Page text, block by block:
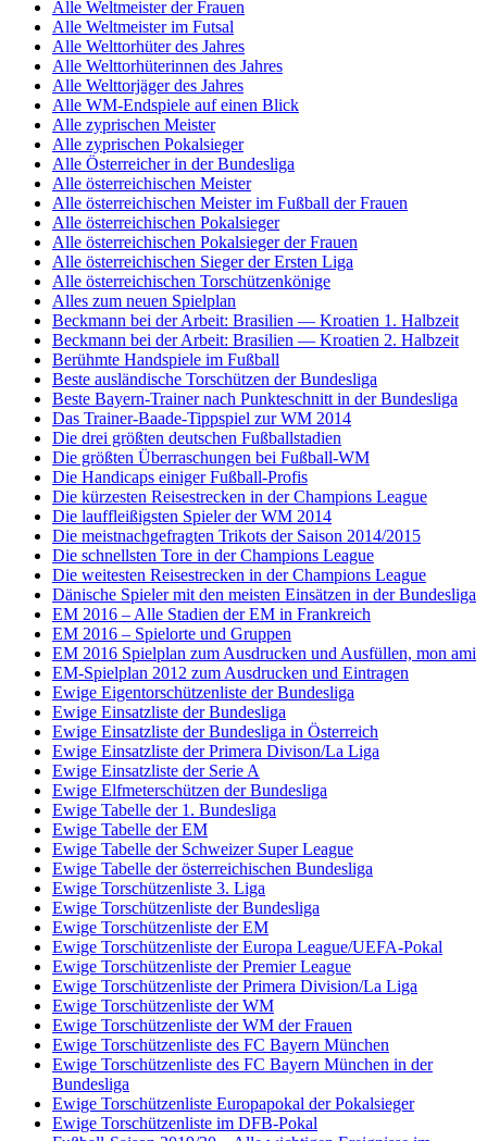
Alle Weltmeister der Frauen
Alle Weltmeister im Futsal
Alle Welttorhüter des Jahres
Alle Welttorhüterinnen des Jahres
Alle Welttorjäger des Jahres
Alle WM-Endspiele auf einen Blick
Alle zyprischen Meister
Alle zyprischen Pokalsieger
Alle Österreicher in der Bundesliga
Alle österreichischen Meister
Alle österreichischen Meister im Fußball der Frauen
Alle österreichischen Pokalsieger
Alle österreichischen Pokalsieger der Frauen
Alle österreichischen Sieger der Ersten Liga
Alle österreichischen Torschützenkönige
Alles zum neuen Spielplan
Beckmann bei der Arbeit: Brasilien — Kroatien 1. Halbzeit
Beckmann bei der Arbeit: Brasilien — Kroatien 2. Halbzeit
Berühmte Handspiele im Fußball
Beste ausländische Torschützen der Bundesliga
Beste Bayern-Trainer nach Punkteschnitt in der Bundesliga
Das Trainer-Baade-Tippspiel zur WM 2014
Die drei größten deutschen Fußballstadien
Die größten Überraschungen bei Fußball-WM
Die Handicaps einiger Fußball-Profis
Die kürzesten Reisestrecken in der Champions League
Die lauffleißigsten Spieler der WM 2014
Die meistnachgefragten Trikots der Saison 2014/2015
Die schnellsten Tore in der Champions League
Die weitesten Reisestrecken in der Champions League
Dänische Spieler mit den meisten Einsätzen in der Bundesliga
EM 2016 – Alle Stadien der EM in Frankreich
EM 2016 – Spielorte und Gruppen
EM 2016 Spielplan zum Ausdrucken und Ausfüllen, mon ami
EM-Spielplan 2012 zum Ausdrucken und Eintragen
Ewige Eigentorschützenliste der Bundesliga
Ewige Einsatzliste der Bundesliga
Ewige Einsatzliste der Bundesliga in Österreich
Ewige Einsatzliste der Primera Divison/La Liga
Ewige Einsatzliste der Serie A
Ewige Elfmeterschützen der Bundesliga
Ewige Tabelle der 1. Bundesliga
Ewige Tabelle der EM
Ewige Tabelle der Schweizer Super League
Ewige Tabelle der österreichischen Bundesliga
Ewige Torschützenliste 3. Liga
Ewige Torschützenliste der Bundesliga
Ewige Torschützenliste der EM
Ewige Torschützenliste der Europa League/UEFA-Pokal
Ewige Torschützenliste der Premier League
Ewige Torschützenliste der Primera Division/La Liga
Ewige Torschützenliste der WM
Ewige Torschützenliste der WM der Frauen
Ewige Torschützenliste des FC Bayern München
Ewige Torschützenliste des FC Bayern München in der
Bundesliga
Ewige Torschützenliste Europapokal der Pokalsieger
Ewige Torschützenliste im DFB-Pokal